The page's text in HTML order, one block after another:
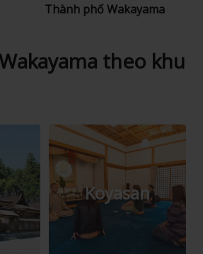
Thành phố Wakayama
theo khu
Koyasan